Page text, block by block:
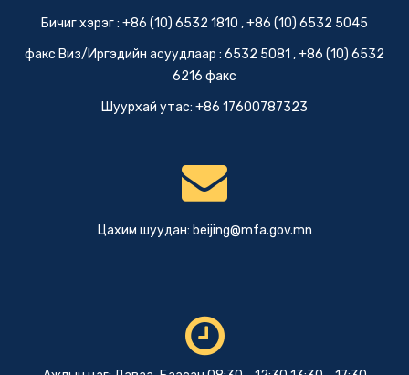
Бичиг хэрэг : +86 (10) 6532 1810 , +86 (10) 6532 5045
факс Виз/Иргэдийн асуудлаар : 6532 5081 , +86 (10) 6532
6216 факс
Шуурхай утас: +86 17600787323
Цахим шуудан: beijing@mfa.gov.mn